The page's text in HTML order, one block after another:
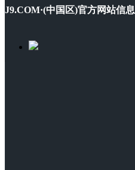
J9.COM·(中国区)官方网站信息